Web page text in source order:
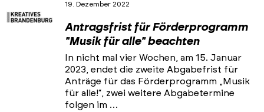
19. Dezember 2022
Antragsfrist für Förderprogramm
"Musik für alle" beachten
In nicht mal vier Wochen, am 15. Januar
2023, endet die zweite Abgabefrist für
Anträge für das Förderprogramm „Musik
für alle!“, zwei weitere Abgabetermine
folgen im …